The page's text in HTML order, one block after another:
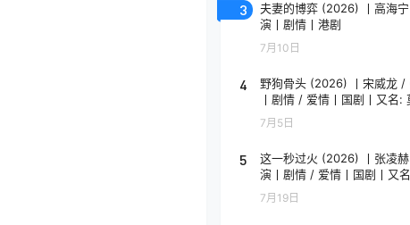
3
夫妻的博弈 (2026) 丨高海
演丨剧情丨港剧
7月10日
4
野狗骨头 (2026) 丨宋威龙 /
丨剧情 / 爱情丨国剧丨又名:
7月5日
5
这一秒过火 (2026) 丨张凌
演丨剧情 / 爱情丨国剧丨又
7月19日